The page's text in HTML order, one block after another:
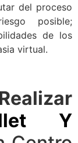
del proceso
posible;
de los
virtual.
Y